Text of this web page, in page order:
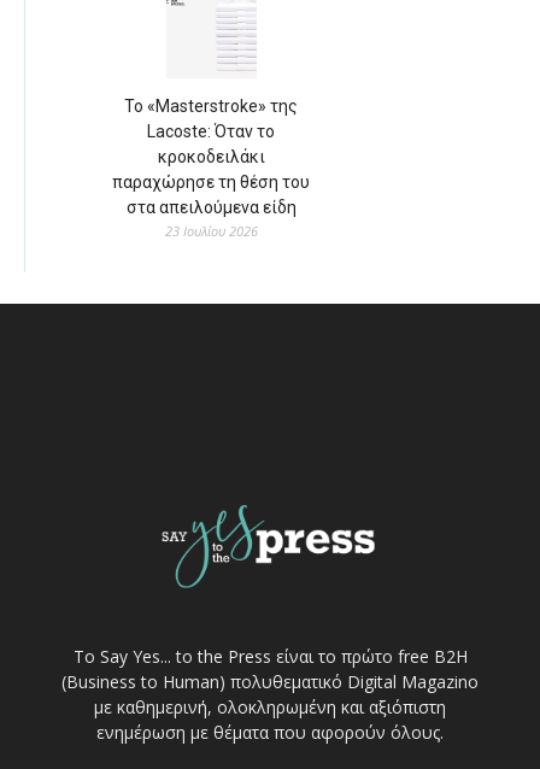
Το «Masterstroke» της
Lacoste: Όταν το
κροκοδειλάκι
παραχώρησε τη θέση του
στα απειλούμενα είδη
23 Ιουλίου 2026
Το Say Yes... to the Press είναι το πρώτο free Β2Η
(Business to Human) πολυθεματικό Digital Magazino
με καθημερινή, ολοκληρωμένη και αξιόπιστη
ενημέρωση με θέματα που αφορούν όλους.